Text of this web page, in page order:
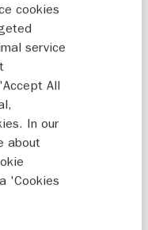
we al ruim
hoe kom jij
compliment! Mijn
maar hij
alsof hij zo
originele folder,
cookies
service
All
In our
about
'Cookies